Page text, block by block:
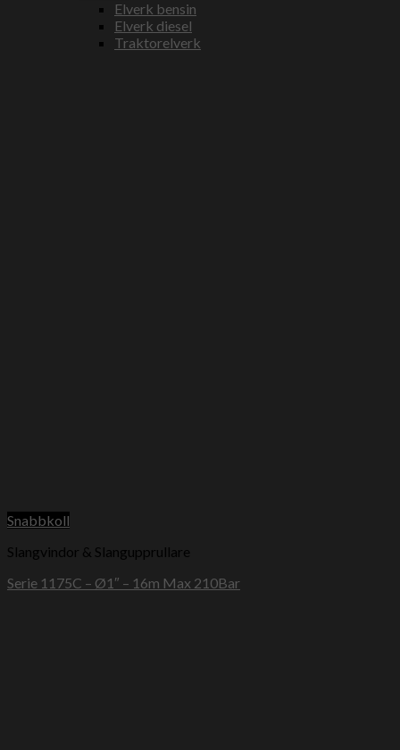
Elverk bensin
Elverk diesel
Traktorelverk
Snabbkoll
Slangvindor & Slangupprullare
Serie 1175C – Ø1″ – 16m Max 210Bar